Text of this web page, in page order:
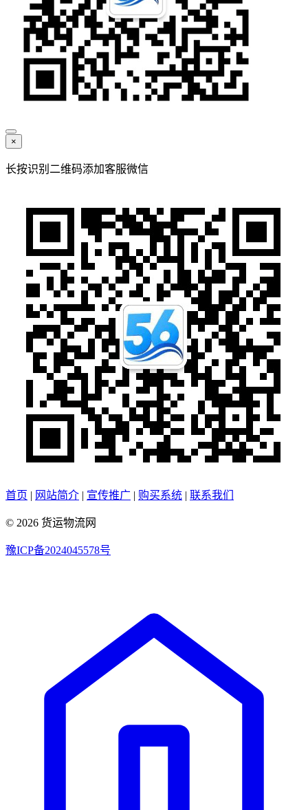
×
长按识别二维码添加客服微信
首页 | 网站简介 | 宣传推广 | 购买系统 | 联系我们
© 2026 货运物流网
豫ICP备2024045578号